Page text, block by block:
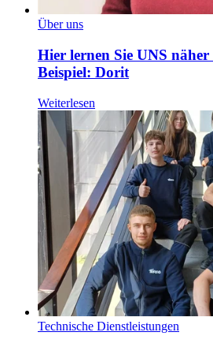
Über uns
Hier lernen Sie UNS
Beispiel: Dorit
Weiterlesen
Technische Dienstleistungen